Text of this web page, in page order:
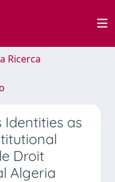
Ricerca
Identities as
Droit
Algeria